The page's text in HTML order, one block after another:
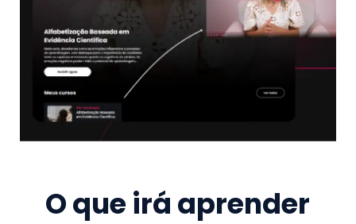
O que irá aprender